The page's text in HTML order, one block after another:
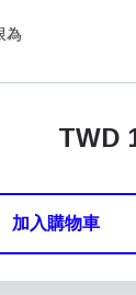
為
TWD
加入購物車